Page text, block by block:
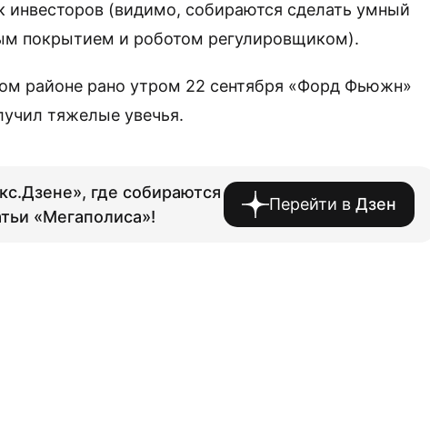
инвесторов (видимо, собираются сделать умный
покрытием и роботом регулировщиком).
районе рано утром 22 сентября «Форд Фьюжн»
тяжелые увечья.
где собираются
«Мегаполиса»!
Перейти в Дзен